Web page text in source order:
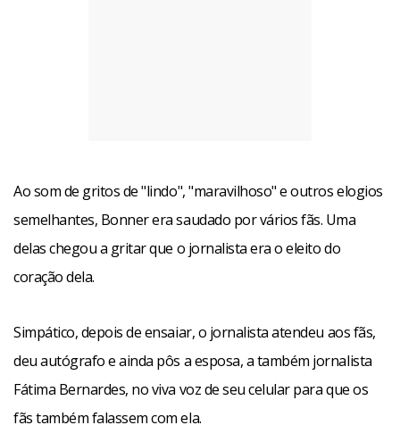
Ao som de gritos de "lindo", "maravilhoso" e outros elogios
semelhantes, Bonner era saudado por vários fãs. Uma
delas chegou a gritar que o jornalista era o eleito do
coração dela.
Simpático, depois de ensaiar, o jornalista atendeu aos fãs,
deu autógrafo e ainda pôs a esposa, a também jornalista
Fátima Bernardes, no viva voz de seu celular para que os
fãs também falassem com ela.